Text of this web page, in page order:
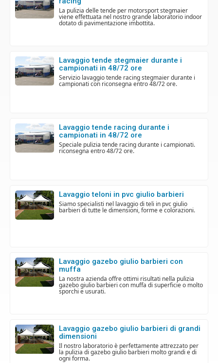
la pulizia delle tende per motorsport stegmaier
viene effettuata nel nostro grande laboratorio indoor
dotato di pavimentazione imbottita.
lavaggio tende stegmaier durante i
campionati in 48/72 ore
servizio lavaggio tende racing stegmaier durante i
campionati con riconsegna entro 48/72 ore.
lavaggio tende racing durante i
campionati in 48/72 ore
speciale pulizia tende racing durante i campionati.
riconsegna entro 48/72 ore.
lavaggio teloni in pvc giulio barbieri
siamo specialisti nel lavaggio di teli in pvc giulio
barbieri di tutte le dimensioni, forme e colorazioni.
lavaggio gazebo giulio barbieri con
muffa
la nostra azienda offre ottimi risultati nella pulizia
gazebo giulio barbieri con muffa di superficie o molto
sporchi e usurati.
lavaggio gazebo giulio barbieri di grandi
dimensioni
il nostro laboratorio è perfettamente attrezzato per
la pulizia di gazebo giulio barbieri molto grandi e di
ogni forma.